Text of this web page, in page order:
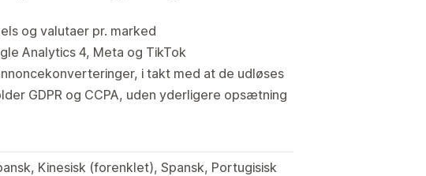
og valutaer pr. marked
Analytics 4, Meta og TikTok
i takt med at de udløses
GDPR og CCPA, uden yderligere opsætning
Kinesisk (forenklet), Spansk, Portugisisk